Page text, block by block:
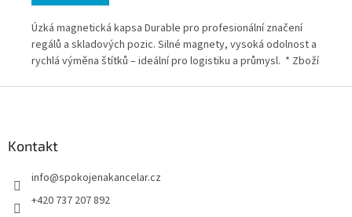
Úzká magnetická kapsa Durable pro profesionální značení
regálů a skladových pozic. Silné magnety, vysoká odolnost a
rychlá výměna štítků – ideální pro logistiku a průmysl. * Zboží
Kontakt
info@spokojenakancelar.cz
+420 737 207 892